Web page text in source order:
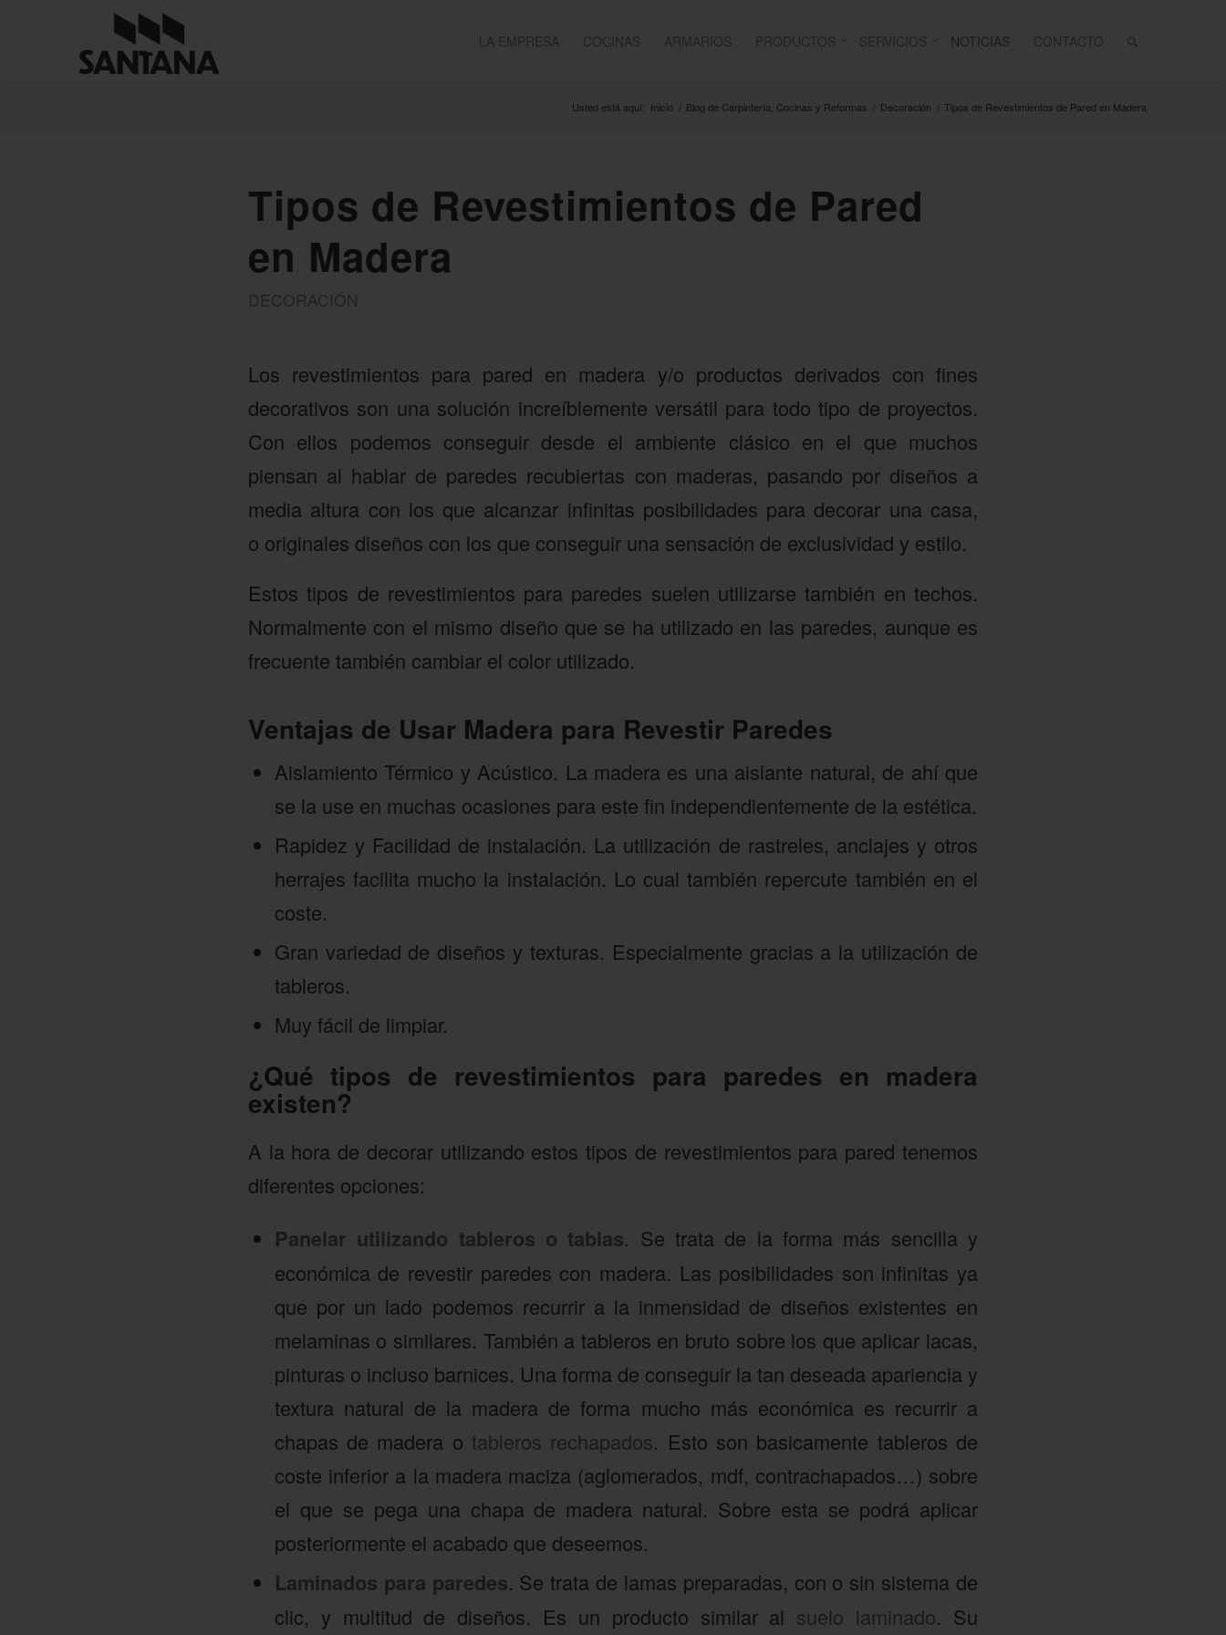
LA EMPRESA COCINAS ARMARIOS PRODUCTOS SERVICIOS NOTICIAS CONTACTO
Usted está aquí: Inicio / Blog de Carpintería, Cocinas y Reformas / Decoración / Tipos de Revestimientos de Pared en Madera
Tipos de Revestimientos de Pared
en Madera
DECORACIÓN
Los revestimientos para pared en madera y/o productos derivados con fines
decorativos son una solución increíblemente versátil para todo tipo de proyectos.
Con ellos podemos conseguir desde el ambiente clásico en el que muchos
piensan al hablar de paredes recubiertas con maderas, pasando por diseños a
media altura con los que alcanzar infinitas posibilidades para decorar una casa,
o originales diseños con los que conseguir una sensación de exclusividad y estilo.
Estos tipos de revestimientos para paredes suelen utilizarse también en techos.
Normalmente con el mismo diseño que se ha utilizado en las paredes, aunque es
frecuente también cambiar el color utilizado.
Ventajas de Usar Madera para Revestir Paredes
Aislamiento Térmico y Acústico. La madera es una aislante natural, de ahí que
se la use en muchas ocasiones para este fin independientemente de la estética.
Rapidez y Facilidad de instalación. La utilización de rastreles, anclajes y otros
herrajes facilita mucho la instalación. Lo cual también repercute también en el
coste.
Gran variedad de diseños y texturas. Especialmente gracias a la utilización de
tableros.
Muy fácil de limpiar.
¿Qué tipos de revestimientos para paredes en madera
existen?
A la hora de decorar utilizando estos tipos de revestimientos para pared tenemos
diferentes opciones:
Panelar utilizando tableros o tablas. Se trata de la forma más sencilla y
económica de revestir paredes con madera. Las posibilidades son infinitas ya
que por un lado podemos recurrir a la inmensidad de diseños existentes en
melaminas o similares. También a tableros en bruto sobre los que aplicar lacas,
pinturas o incluso barnices. Una forma de conseguir la tan deseada apariencia y
textura natural de la madera de forma mucho más económica es recurrir a
chapas de madera o tableros rechapados. Esto son basicamente tableros de
coste inferior a la madera maciza (aglomerados, mdf, contrachapados…) sobre
el que se pega una chapa de madera natural. Sobre esta se podrá aplicar
posteriormente el acabado que deseemos.
Laminados para paredes. Se trata de lamas preparadas, con o sin sistema de
clic, y multitud de diseños. Es un producto similar al suelo laminado. Su